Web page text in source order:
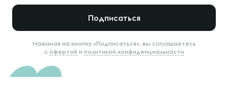
Подписаться
Нажимая на кнопку «Подписаться», вы соглашаетесь
с офертой и политикой конфиденциальности